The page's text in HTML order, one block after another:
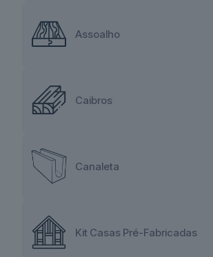
Assoalho
Caibros
Canaleta
Kit Casas Pré-Fabricadas